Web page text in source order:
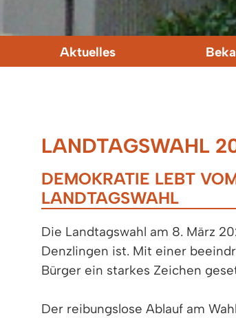
Aktuelles
LANDTAGSWAHL
DEMOKRATIE LEBT
LANDTAGSWAHL
Die Landtagswahl am 8. März
Denzlingen ist. Mit einer
Bürger ein starkes Zeichen
Der reibungslose Ablauf am